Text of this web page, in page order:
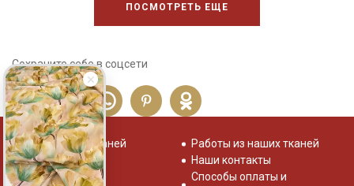
ПОСМОТРЕТЬ ЕЩЕ
Сохраните себе в соцсети
Распродажа тканей
Отзывы о нас
Система скидок
Работы из наших тканей
Наши контакты
Способы оплаты и